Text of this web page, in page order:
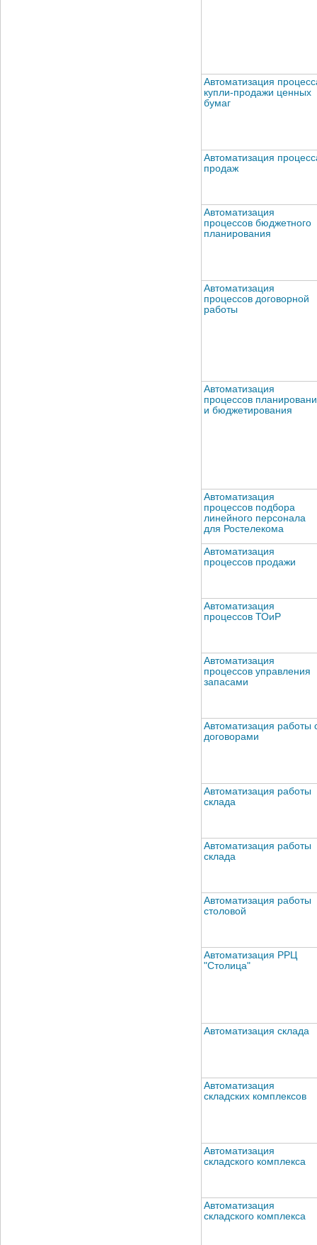
Автоматизация
купли-продажи ценных
бумаг
Автоматизация
продаж
Автоматизация
процессов бюджетного
планирования
Автоматизация
процессов договорной
работы
Автоматизация
процессов
и бюджетирования
Автоматизация
процессов подбора
линейного персонала
для Ростелекома
Автоматизация
процессов продажи
Автоматизация
процессов ТОиР
Автоматизация
процессов управления
запасами
Автоматизация работы
договорами
Автоматизация работы
склада
Автоматизация работы
склада
Автоматизация работы
столовой
Автоматизация РРЦ
"Столица"
Автоматизация склада
Автоматизация
складских комплексов
Автоматизация
складского комплекса
Автоматизация
складского комплекса